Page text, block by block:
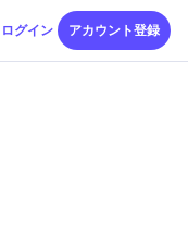
ログイン アカウント登録